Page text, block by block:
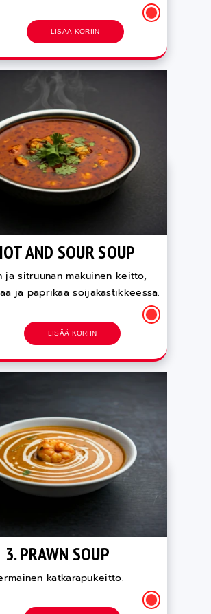
LISÄÄ KORIIN
AND SOUR SOUP
ja sitruunan makuinen keitto,
ja paprikaa soijakastikkeessa.
LISÄÄ KORIIN
3. PRAWN SOUP
katkarapukeitto.